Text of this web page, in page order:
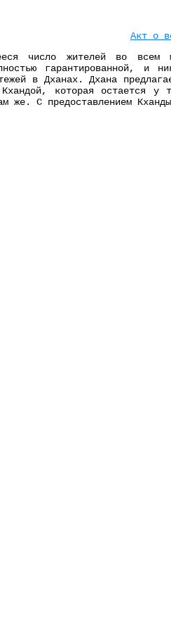
Акт о
число жителей во
гарантированной, и
в Дханах. Дхана
Кхандой, которая остается
же. С предоставлением